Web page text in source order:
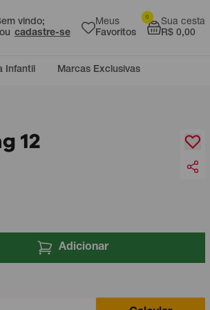
vindo;
ou cadastre-se
Meus
Favoritos
Sua cesta
R$ 0,00
0
Infantil Marcas Exclusivas
12
Adicionar